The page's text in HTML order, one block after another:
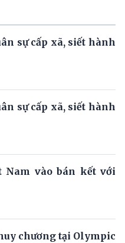
sự cấp xã, siết hành
sự cấp xã, siết hành
Nam vào bán kết với
chương tại Olympic